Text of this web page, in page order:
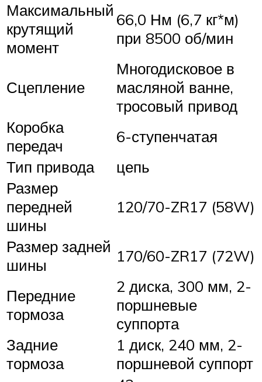
Максимальный
крутящий
момент
66,0 Нм (6,7 кг*м)
при 8500 об/мин
Сцепление
Многодисковое в
масляной ванне,
тросовый привод
Коробка
передач
6-ступенчатая
Тип привода
цепь
Размер
передней
шины
120/70-ZR17 (58W)
Размер задней
шины
170/60-ZR17 (72W)
Передние
тормоза
2 диска, 300 мм, 2-
поршневые
суппорта
Задние
тормоза
1 диск, 240 мм, 2-
поршневой суппорт